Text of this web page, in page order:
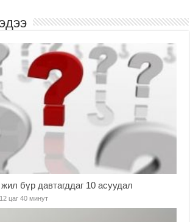
бүр давтагддаг 10 асуудал
цаг 40 минут